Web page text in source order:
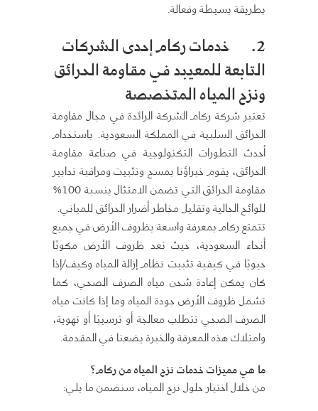
بطريقة بسيطة وفعالة.
2.
خدمات ركام إحدى الشركات
التابعة للمعيبد في مقاومة الحرائق
ونزح المياه المتخصصة
تعتبر شركة ركام الشركة الرائدة في مجال مقاومة
الحرائق السلبية في المملكة السعودية. باستخدام
أحدث التطورات التكنولوجية في صناعة مقاومة
الحرائق، يقوم خبراؤنا بمسح وتثبيت ومراقبة تدابير
مقاومة الحرائق التي تضمن الامتثال بنسبة 100%
للوائح الحالية وتقليل مخاطر أضرار الحرائق للمباني.
تتمتع ركام بمعرفة واسعة بظروف الأرض في جميع
أنحاء السعودية، حيث تعد ظروف الأرض مكونًا
حيويًا في كيفية تثبيت نظام إزالة المياه وكيف/إذا
كان يمكن إعادة شحن مياه الصرف الصحي، كما
تشمل ظروف الأرض جودة المياه وما إذا كانت مياه
الصرف الصحي تتطلب معالجة أو ترسيبًا أو تهوية،
وامتلاك هذه المعرفة والخبرة يضعنا في المقدمة.
ما هي مميزات خدمات نزح المياه من ركام؟
من خلال اختيار حلول نزح المياه، سنضمن ما يلي: